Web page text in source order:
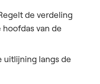
de verdeling
van de
uitlijning langs de